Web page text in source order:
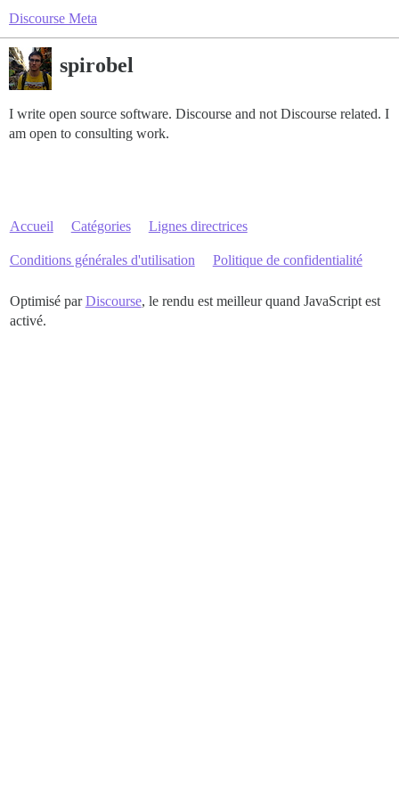
Discourse Meta
spirobel
I write open source software. Discourse and not Discourse related. I
am open to consulting work.
Accueil Catégories Lignes directrices
Conditions générales d'utilisation Politique de confidentialité
Optimisé parDiscourse, le rendu est meilleur quand JavaScript est
activé.